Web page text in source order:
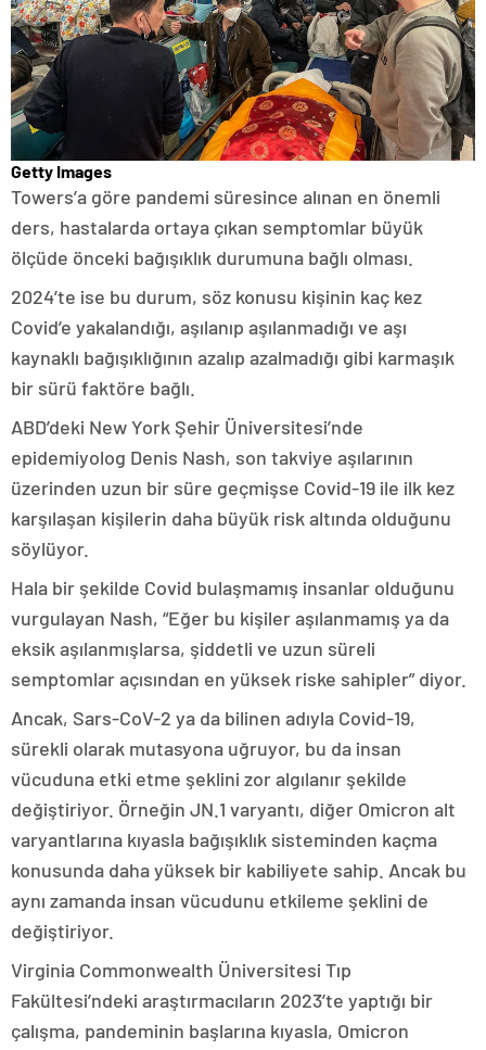
Getty Images
Towers’a göre pandemi süresince alınan en önemli
ders, hastalarda ortaya çıkan semptomlar büyük
ölçüde önceki bağışıklık durumuna bağlı olması.
2024’te ise bu durum, söz konusu kişinin kaç kez
Covid’e yakalandığı, aşılanıp aşılanmadığı ve aşı
kaynaklı bağışıklığının azalıp azalmadığı gibi karmaşık
bir sürü faktöre bağlı.
ABD’deki New York Şehir Üniversitesi’nde
epidemiyolog Denis Nash, son takviye aşılarının
üzerinden uzun bir süre geçmişse Covid-19 ile ilk kez
karşılaşan kişilerin daha büyük risk altında olduğunu
söylüyor.
Hala bir şekilde Covid bulaşmamış insanlar olduğunu
vurgulayan Nash, “Eğer bu kişiler aşılanmamış ya da
eksik aşılanmışlarsa, şiddetli ve uzun süreli
semptomlar açısından en yüksek riske sahipler” diyor.
Ancak, Sars-CoV-2 ya da bilinen adıyla Covid-19,
sürekli olarak mutasyona uğruyor, bu da insan
vücuduna etki etme şeklini zor algılanır şekilde
değiştiriyor. Örneğin JN.1 varyantı, diğer Omicron alt
varyantlarına kıyasla bağışıklık sisteminden kaçma
konusunda daha yüksek bir kabiliyete sahip. Ancak bu
aynı zamanda insan vücudunu etkileme şeklini de
değiştiriyor.
Virginia Commonwealth Üniversitesi Tıp
Fakültesi’ndeki araştırmacıların 2023’te yaptığı bir
çalışma, pandeminin başlarına kıyasla, Omicron